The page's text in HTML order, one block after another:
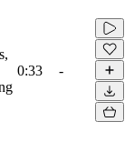
0:33 -